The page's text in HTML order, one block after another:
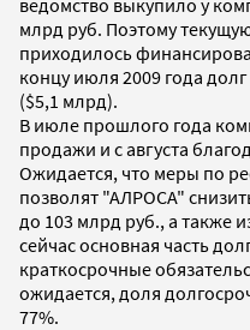
млрд руб. Поэтому
приходилось
концу июля 2009 года
($5,1 млрд).
В июле прошлого года
продажи и с августа
Ожидается, что меры по
позволят "АЛРОСА"
до 103 млрд руб., а также
сейчас основная часть
краткосрочные
ожидается, доля
77%.